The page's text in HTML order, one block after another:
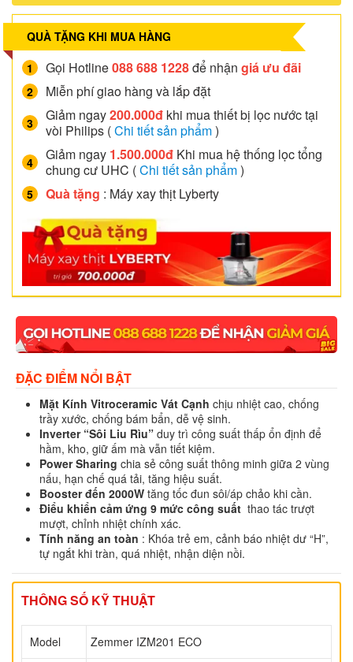
QUÀ TẶNG KHI MUA HÀNG
Gọi Hotline088 688 1228để nhận giá ưu đãi
Miễn phí giao hàng và lắp đặt
Giảm ngay200.000đ khi mua thiết bị lọc nước tại
vòi Philips (Chi tiết sản phẩm)
Giảm ngay 1.500.000đ Khi mua hệ thống lọc tổng
chung cư UHC (Chi tiết sản phẩm)
Quà tặng : Máy xay thịt Lyberty
ĐẶC ĐIỂM NỔI BẬT
Mặt Kính Vitroceramic Vát Cạnh chịu nhiệt cao, chống
trầy xước, chống bám bẩn, dễ vệ sinh.
Inverter “Sôi Liu Rìu” duy trì công suất thấp ổn định để
hầm, kho, giữ ấm mà vẫn tiết kiệm.
Power Sharing chia sẻ công suất thông minh giữa 2 vùng
nấu, hạn chế quá tải, tăng hiệu suất.
Booster đến 2000W tăng tốc đun sôi/áp chảo khi cần.
Điểu khiển cảm ứng 9 mức công suất thao tác trượt
mượt, chỉnh nhiệt chính xác.
Tính năng an toàn : Khóa trẻ em, cảnh báo nhiệt dư “H”,
tự ngắt khi tràn, quá nhiệt, nhận diện nồi.
THÔNG SỐ KỸ THUẬT
Model Zemmer IZM201 ECO